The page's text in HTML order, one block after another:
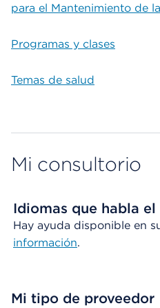
para el Mantenimiento de
Programas y clases
Temas de salud
Mi consultorio
Idiomas que habla
Hay ayuda disponible en
información.
Mi tipo de proveedor